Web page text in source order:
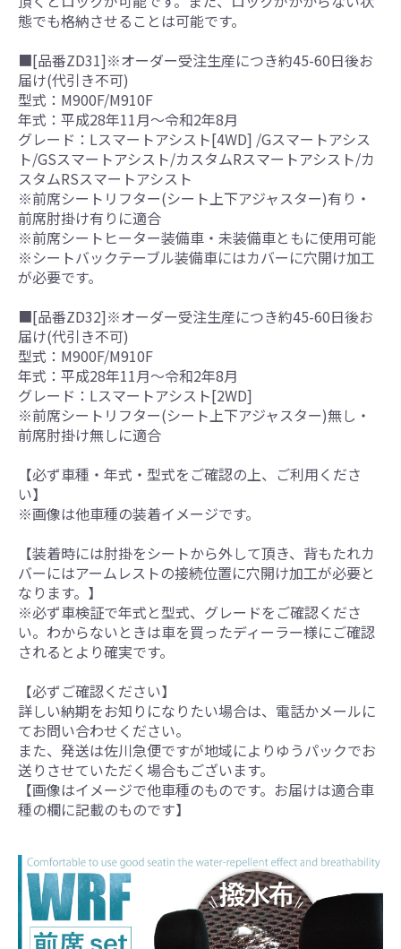
態でも格納させることは可能です。
■[品番ZD31]※オーダー受注生産につき約45-60日後お
届け(代引き不可)
型式：M900F/M910F
年式：平成28年11月～令和2年8月
グレード：Lスマートアシスト[4WD] /Gスマートアシス
ト/GSスマートアシスト/カスタムRスマートアシスト/カ
スタムRSスマートアシスト
※前席シートリフター(シート上下アジャスター)有り・
前席肘掛け有りに適合
※前席シートヒーター装備車・未装備車ともに使用可能
※シートバックテーブル装備車にはカバーに穴開け加工
が必要です。
■[品番ZD32]※オーダー受注生産につき約45-60日後お
届け(代引き不可)
型式：M900F/M910F
年式：平成28年11月～令和2年8月
グレード：Lスマートアシスト[2WD]
※前席シートリフター(シート上下アジャスター)無し・
前席肘掛け無しに適合
【必ず車種・年式・型式をご確認の上、ご利用くださ
い】
※画像は他車種の装着イメージです。
【装着時には肘掛をシートから外して頂き、背もたれカ
バーにはアームレストの接続位置に穴開け加工が必要と
なります。】
※必ず車検証で年式と型式、グレードをご確認くださ
い。わからないときは車を買ったディーラー様にご確認
されるとより確実です。
【必ずご確認ください】
詳しい納期をお知りになりたい場合は、電話かメールに
てお問い合わせください。
また、発送は佐川急便ですが地域によりゆうパックでお
送りさせていただく場合もございます。
【画像はイメージで他車種のものです。お届けは適合車
種の欄に記載のものです】